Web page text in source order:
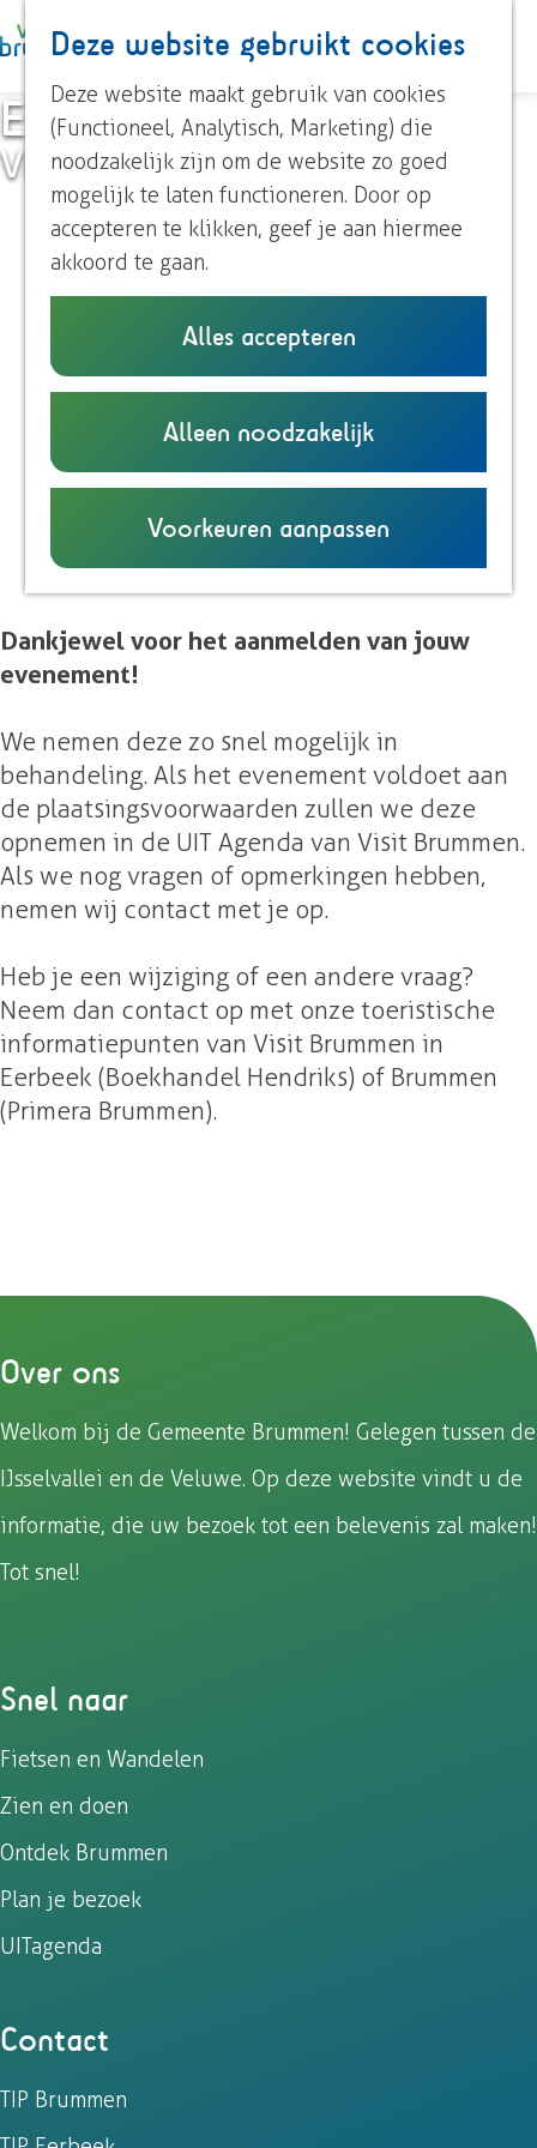
Deze website gebruikt cookies
Deze website maakt gebruik van cookies
(Functioneel, Analytisch, Marketing) die
noodzakelijk zijn om de website zo goed
mogelijk te laten functioneren. Door op
accepteren te klikken, geef je aan hiermee
akkoord te gaan.
Alles accepteren
Alleen noodzakelijk
Voorkeuren aanpassen
a
n
a
K
a
a
r
t
Z
o
e
k
e
n
M
e
n
u
Roeien
Streekproducten
Voor kinderen
Ontdek Brummen
Dorp Brummen
Dorp Eerbeek
Plan je bezoek
Overnachten
Eten en drinken
Onze TIP's
Reizen en parkeren
UITagenda
Evenementen
Visit Brummen
Dankjewel voor het aanmelden van jouw
evenement!
We nemen deze zo snel mogelijk in
behandeling. Als het evenement voldoet aan
de plaatsingsvoorwaarden zullen we deze
opnemen in de UIT Agenda van Visit Brummen.
Als we nog vragen of opmerkingen hebben,
nemen wij contact met je op.
Heb je een wijziging of een andere vraag?
Neem dan contact op met onze toeristische
informatiepunten van Visit Brummen in
Eerbeek (Boekhandel Hendriks) of Brummen
(Primera Brummen).
Over ons
Welkom bij de Gemeente Brummen! Gelegen tussen de
IJsselvallei en de Veluwe. Op deze website vindt u de
informatie, die uw bezoek tot een belevenis zal maken!
Tot snel!
Snel naar
Fietsen en Wandelen
Zien en doen
Ontdek Brummen
Plan je bezoek
UITagenda
Contact
TIP Brummen